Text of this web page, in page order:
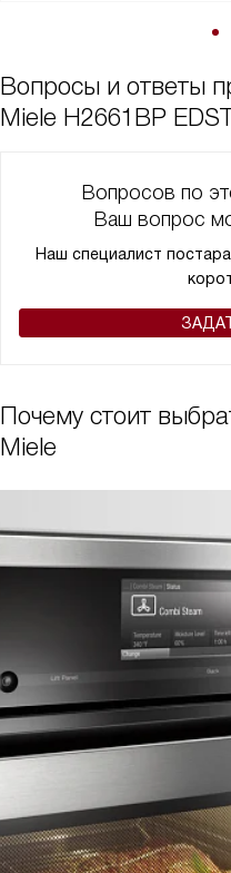
Вопросы и ответы
Miele H2661BP
Вопросов по
Ваш вопрос
Наш специалист
Почему стоит
Miele